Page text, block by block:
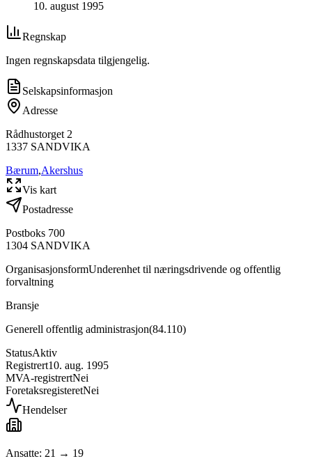
10. august 1995
Regnskap
Ingen regnskapsdata tilgjengelig.
Selskapsinformasjon
Adresse
Rådhustorget 2
1337 SANDVIKA
Bærum,Akershus
Vis kart
Postadresse
Postboks 700
1304 SANDVIKA
OrganisasjonsformUnderenhet til næringsdrivende og offentlig
forvaltning
Bransje
Generell offentlig administrasjon(84.110)
StatusAktiv
Registrert10. aug. 1995
MVA-registrertNei
ForetaksregisteretNei
Hendelser
Ansatte: 21 → 19